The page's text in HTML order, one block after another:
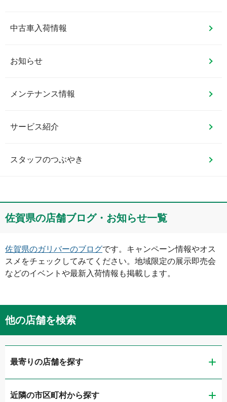
中古車入荷情報
お知らせ
メンテナンス情報
サービス紹介
スタッフのつぶやき
佐賀県の店舗ブログ・お知らせ一覧
佐賀県のガリバーのブログです。キャンペーン情報やオス
スメをチェックしてみてください。地域限定の展示即売会
などのイベントや最新入荷情報も掲載します。
他の店舗を検索
最寄りの店舗を探す
ガリバー佐賀本庄店
近隣の市区町村から探す